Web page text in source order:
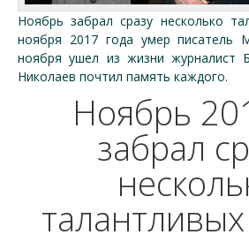
Ноябрь забрал сразу несколько
ноября 2017 года умер писатель
ноября ушел из жизни журналист
Николаев почтил память каждого.
Ноябрь
забрал